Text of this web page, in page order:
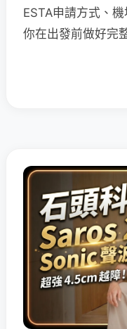
ESTA申請方式、
你在出發前做好完